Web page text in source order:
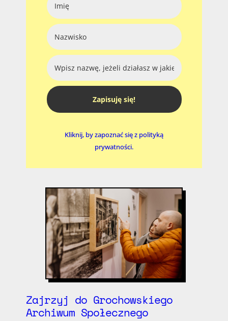
Zapisuję się!
Kliknij, by zapoznać się z polityką
prywatności.
Zajrzyj do Grochowskiego
Archiwum Społecznego